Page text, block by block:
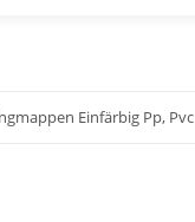
Einfärbig Pp, Pvc